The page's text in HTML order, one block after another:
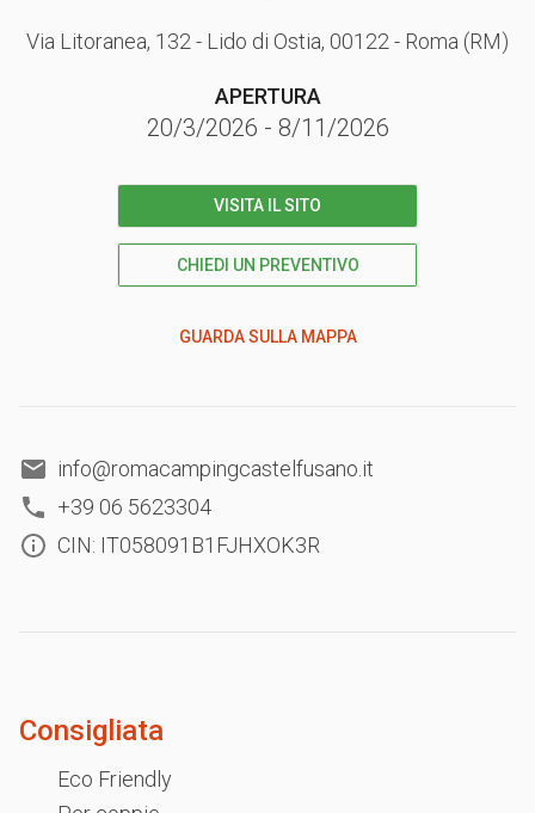
Via Litoranea, 132 - Lido di Ostia, 00122 - Roma (RM)
APERTURA
20/3/2026 - 8/11/2026
VISITA IL SITO
CHIEDI UN PREVENTIVO
GUARDA SULLA MAPPA
info@romacampingcastelfusano.it
+39 06 5623304
CIN: IT058091B1FJHXOK3R
Consigliata
Eco Friendly